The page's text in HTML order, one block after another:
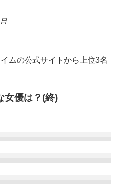
ムの公式サイトから上位3名
女優は？(終)